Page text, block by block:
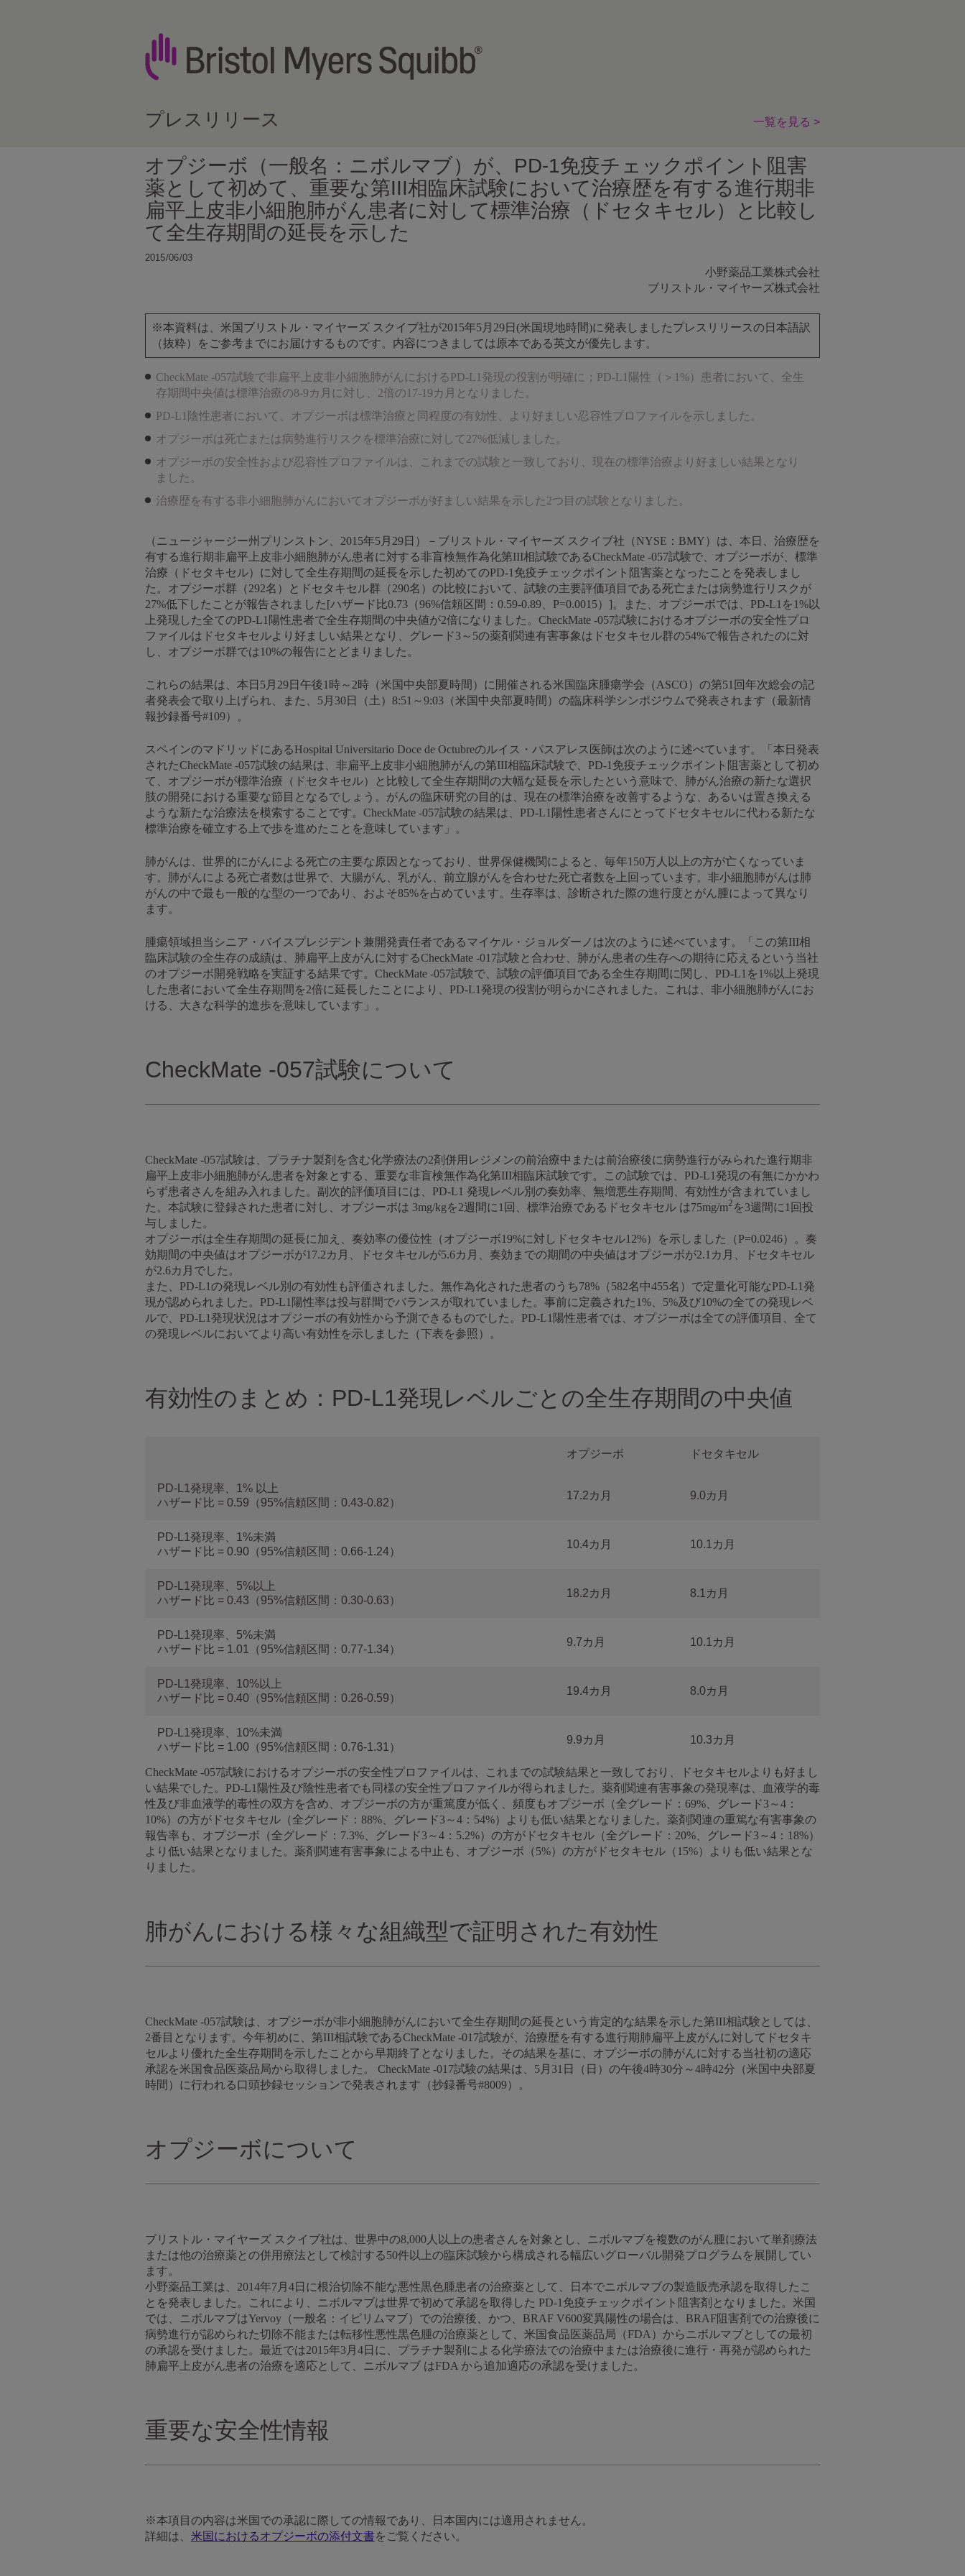
プレスリリース 一覧を見る >
オプジーボ（一般名：ニボルマブ）が、PD-1免疫チェックポイント阻害
薬として初めて、重要な第III相臨床試験において治療歴を有する進行期非
扁平上皮非小細胞肺がん患者に対して標準治療（ドセタキセル）と比較し
て全生存期間の延長を示した
2015/06/03
小野薬品工業株式会社
ブリストル・マイヤーズ株式会社
※本資料は、米国ブリストル・マイヤーズ スクイブ社が2015年5月29日(米国現地時間)に発表しましたプレスリリースの日本語訳
（抜粋）をご参考までにお届けするものです。内容につきましては原本である英文が優先します。
CheckMate -057試験で非扁平上皮非小細胞肺がんにおけるPD-L1発現の役割が明確に；PD-L1陽性（＞1%）患者において、全生
存期間中央値は標準治療の8-9カ月に対し、2倍の17-19カ月となりました。
PD-L1陰性患者において、オプジーボは標準治療と同程度の有効性、より好ましい忍容性プロファイルを示しました。
オプジーボは死亡または病勢進行リスクを標準治療に対して27%低減しました。
オプジーボの安全性および忍容性プロファイルは、これまでの試験と一致しており、現在の標準治療より好ましい結果となり
ました。
治療歴を有する非小細胞肺がんにおいてオプジーボが好ましい結果を示した2つ目の試験となりました。
（ニュージャージー州プリンストン、2015年5月29日）－ブリストル・マイヤーズ スクイブ社（NYSE：BMY）は、本日、治療歴を
有する進行期非扁平上皮非小細胞肺がん患者に対する非盲検無作為化第III相試験であるCheckMate -057試験で、オプジーボが、標準
治療（ドセタキセル）に対して全生存期間の延長を示した初めてのPD-1免疫チェックポイント阻害薬となったことを発表しまし
た。オプジーボ群（292名）とドセタキセル群（290名）の比較において、試験の主要評価項目である死亡または病勢進行リスクが
27%低下したことが報告されました[ハザード比0.73（96%信頼区間：0.59-0.89、P=0.0015）]。また、オプジーボでは、PD-L1を1%以
上発現した全てのPD-L1陽性患者で全生存期間の中央値が2倍になりました。CheckMate -057試験におけるオプジーボの安全性プロ
ファイルはドセタキセルより好ましい結果となり、グレード3～5の薬剤関連有害事象はドセタキセル群の54%で報告されたのに対
し、オプジーボ群では10%の報告にとどまりました。
これらの結果は、本日5月29日午後1時～2時（米国中央部夏時間）に開催される米国臨床腫瘍学会（ASCO）の第51回年次総会の記
者発表会で取り上げられ、また、5月30日（土）8:51～9:03（米国中央部夏時間）の臨床科学シンポジウムで発表されます（最新情
報抄録番号#109）。
スペインのマドリッドにあるHospital Universitario Doce de Octubreのルイス・パスアレス医師は次のように述べています。「本日発表
されたCheckMate -057試験の結果は、非扁平上皮非小細胞肺がんの第III相臨床試験で、PD-1免疫チェックポイント阻害薬として初め
て、オプジーボが標準治療（ドセタキセル）と比較して全生存期間の大幅な延長を示したという意味で、肺がん治療の新たな選択
肢の開発における重要な節目となるでしょう。がんの臨床研究の目的は、現在の標準治療を改善するような、あるいは置き換える
ような新たな治療法を模索することです。CheckMate -057試験の結果は、PD-L1陽性患者さんにとってドセタキセルに代わる新たな
標準治療を確立する上で歩を進めたことを意味しています」。
肺がんは、世界的にがんによる死亡の主要な原因となっており、世界保健機関によると、毎年150万人以上の方が亡くなっていま
す。肺がんによる死亡者数は世界で、大腸がん、乳がん、前立腺がんを合わせた死亡者数を上回っています。非小細胞肺がんは肺
がんの中で最も一般的な型の一つであり、およそ85%を占めています。生存率は、診断された際の進行度とがん腫によって異なり
ます。
腫瘍領域担当シニア・バイスプレジデント兼開発責任者であるマイケル・ジョルダーノは次のように述べています。「この第III相
臨床試験の全生存の成績は、肺扁平上皮がんに対するCheckMate -017試験と合わせ、肺がん患者の生存への期待に応えるという当社
のオプジーボ開発戦略を実証する結果です。CheckMate -057試験で、試験の評価項目である全生存期間に関し、PD-L1を1%以上発現
した患者において全生存期間を2倍に延長したことにより、PD-L1発現の役割が明らかにされました。これは、非小細胞肺がんにお
ける、大きな科学的進歩を意味しています」。
CheckMate -057試験について
CheckMate -057試験は、プラチナ製剤を含む化学療法の2剤併用レジメンの前治療中または前治療後に病勢進行がみられた進行期非
扁平上皮非小細胞肺がん患者を対象とする、重要な非盲検無作為化第III相臨床試験です。この試験では、PD-L1発現の有無にかかわ
らず患者さんを組み入れました。副次的評価項目には、PD-L1 発現レベル別の奏効率、無増悪生存期間、有効性が含まれていまし
た。本試験に登録された患者に対し、オプジーボは 3mg/kgを2週間に1回、標準治療であるドセタキセル は75mg/m2 を3週間に1回投
与しました。
オプジーボは全生存期間の延長に加え、奏効率の優位性（オプジーボ19%に対しドセタキセル12%）を示しました（P=0.0246）。奏
効期間の中央値はオプジーボが17.2カ月、ドセタキセルが5.6カ月、奏効までの期間の中央値はオプジーボが2.1カ月、ドセタキセル
が2.6カ月でした。
また、PD-L1の発現レベル別の有効性も評価されました。無作為化された患者のうち78%（582名中455名）で定量化可能なPD-L1発
現が認められました。PD-L1陽性率は投与群間でバランスが取れていました。事前に定義された1%、5%及び10%の全ての発現レベ
ルで、PD-L1発現状況はオプジーボの有効性から予測できるものでした。PD-L1陽性患者では、オプジーボは全ての評価項目、全て
の発現レベルにおいてより高い有効性を示しました（下表を参照）。
有効性のまとめ：PD-L1発現レベルごとの全生存期間の中央値
オプジーボ ドセタキセル
PD-L1発現率、1% 以上
ハザード比 = 0.59（95%信頼区間：0.43-0.82）
17.2カ月 9.0カ月
PD-L1発現率、1%未満
ハザード比 = 0.90（95%信頼区間：0.66-1.24）
10.4カ月 10.1カ月
PD-L1発現率、5%以上
ハザード比 = 0.43（95%信頼区間：0.30-0.63）
18.2カ月 8.1カ月
PD-L1発現率、5%未満
ハザード比 = 1.01（95%信頼区間：0.77-1.34）
9.7カ月 10.1カ月
PD-L1発現率、10%以上
ハザード比 = 0.40（95%信頼区間：0.26-0.59）
19.4カ月 8.0カ月
PD-L1発現率、10%未満
ハザード比 = 1.00（95%信頼区間：0.76-1.31）
9.9カ月 10.3カ月
CheckMate -057試験におけるオプジーボの安全性プロファイルは、これまでの試験結果と一致しており、ドセタキセルよりも好まし
い結果でした。PD-L1陽性及び陰性患者でも同様の安全性プロファイルが得られました。薬剤関連有害事象の発現率は、血液学的毒
性及び非血液学的毒性の双方を含め、オプジーボの方が重篤度が低く、頻度もオプジーボ（全グレード：69%、グレード3～4：
10%）の方がドセタキセル（全グレード：88%、グレード3～4：54%）よりも低い結果となりました。薬剤関連の重篤な有害事象の
報告率も、オプジーボ（全グレード：7.3%、グレード3～4：5.2%）の方がドセタキセル（全グレード：20%、グレード3～4：18%）
より低い結果となりました。薬剤関連有害事象による中止も、オプジーボ（5%）の方がドセタキセル（15%）よりも低い結果とな
りました。
肺がんにおける様々な組織型で証明された有効性
CheckMate -057試験は、オプジーボが非小細胞肺がんにおいて全生存期間の延長という肯定的な結果を示した第III相試験としては、
2番目となります。今年初めに、第III相試験であるCheckMate -017試験が、治療歴を有する進行期肺扁平上皮がんに対してドセタキ
セルより優れた全生存期間を示したことから早期終了となりました。その結果を基に、オプジーボの肺がんに対する当社初の適応
承認を米国食品医薬品局から取得しました。 CheckMate -017試験の結果は、5月31日（日）の午後4時30分～4時42分（米国中央部夏
時間）に行われる口頭抄録セッションで発表されます（抄録番号#8009）。
オプジーボについて
ブリストル・マイヤーズ スクイブ社は、世界中の8,000人以上の患者さんを対象とし、ニボルマブを複数のがん腫において単剤療法
または他の治療薬との併用療法として検討する50件以上の臨床試験から構成される幅広いグローバル開発プログラムを展開してい
ます。
小野薬品工業は、2014年7月4日に根治切除不能な悪性黒色腫患者の治療薬として、日本でニボルマブの製造販売承認を取得したこ
とを発表しました。これにより、ニボルマブは世界で初めて承認を取得した PD-1免疫チェックポイント阻害剤となりました。米国
では、ニボルマブはYervoy（一般名：イピリムマブ）での治療後、かつ、BRAF V600変異陽性の場合は、BRAF阻害剤での治療後に
病勢進行が認められた切除不能または転移性悪性黒色腫の治療薬として、米国食品医薬品局（FDA）からニボルマブとしての最初
の承認を受けました。最近では2015年3月4日に、プラチナ製剤による化学療法での治療中または治療後に進行・再発が認められた
肺扁平上皮がん患者の治療を適応として、ニボルマブ はFDA から追加適応の承認を受けました。
重要な安全性情報
※本項目の内容は米国での承認に際しての情報であり、日本国内には適用されません。
詳細は、 米国におけるオプジーボの添付文書をご覧ください。